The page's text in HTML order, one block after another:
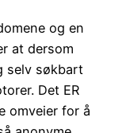
og en
at dersom
selv søkbart
Det ER
omveier for å